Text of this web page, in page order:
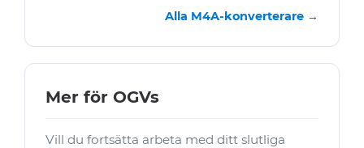
Alla M4A-konverterare →
Mer för OGVs
Vill du fortsätta arbeta med ditt slutliga